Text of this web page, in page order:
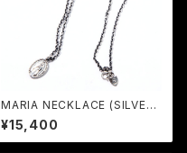
MARIA NECKLACE (SILVER)
/ RUDE GALLERY
¥15,400